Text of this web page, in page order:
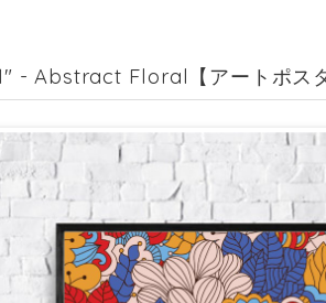
- Abstract Floral【アートポ